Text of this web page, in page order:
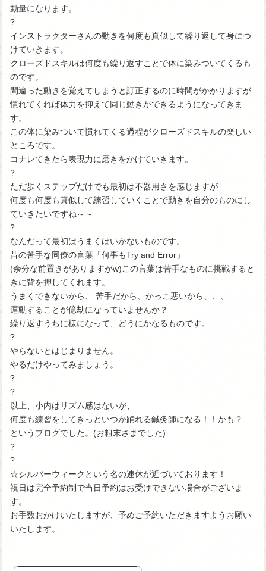
動量になります。
?
インストラクターさんの動きを何度も真似して繰り返して身につ
けていきます。
クローズドスキルは何度も繰り返すことで体に染みついてくるも
のです。
間違った動きを覚えてしまうと訂正するのに時間がかかりますが
慣れてくれば体力を抑えて同じ動きができるようになってきま
す。
この体に染みついて慣れてくる過程がクローズドスキルの楽しい
ところです。
コナレてきたら表現力に磨きをかけていきます。
?
ただ歩くステップだけでも最初は不器用さを感じますが
何度も何度も真似して練習していくことで動きを自分のものにし
ていきたいですね～～
?
なんだって最初はうまくはいかないものです。
昔の苦手な同僚の言葉「何事もTry and Error」
(余分な前置きがありますがw)この言葉は苦手なものに挑戦すると
きに背を押してくれます。
うまくできないから、 苦手だから、かっこ悪いから、、、
運動することが億劫になっていませんか？
繰り返すうちに様になって、どうにかなるものです。
?
やらないとはじまりません。
やるだけやってみましょう。
?
?
以上、小内はリズム感はないが、
何度も練習をしてきっといつか踊れる鍼灸師になる！！かも？
というブログでした。(お粗末さまでした)
?
?
☆シルバーウィークという名の連休が近づいております！
祝日は完全予約制で当日予約はお受けできない場合がございま
す。
お手数おかけいたしますが、予めご予約いただきますようお願い
いたします。
╭────────────────────╮